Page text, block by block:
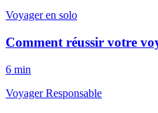
Voyager en solo
Comment réussir votre
6 min
Voyager Responsable